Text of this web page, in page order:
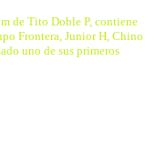
de Tito Doble P, contiene
Frontera, Junior H, Chino
uno de sus primeros